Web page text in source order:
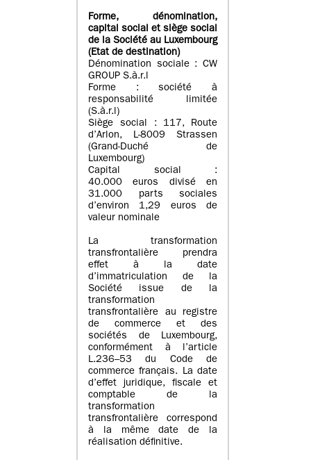
Forme, dénomination,
capital social et siège social
de la Société au Luxembourg
(Etat de destination)
Dénomination sociale : CW
GROUP S.à.r.l
Forme : société à
responsabilité limitée
(S.à.r.l)
Siège social : 117, Route
d’Arlon, L-8009 Strassen
(Grand-Duché de
Luxembourg)
Capital social :
40.000 euros divisé en
31.000 parts sociales
d’environ 1,29 euros de
valeur nominale
La transformation
transfrontalière prendra
effet à la date
d’immatriculation de la
Société issue de la
transformation
transfrontalière au registre
de commerce et des
sociétés de Luxembourg,
conformément à l’article
L.236–53 du Code de
commerce français. La date
d’effet juridique, fiscale et
comptable de la
transformation
transfrontalière correspond
à la même date de la
réalisation définitive.